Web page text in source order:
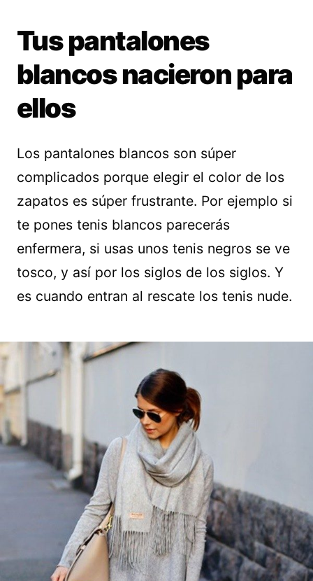
Tus pantalones
blancos nacieron para
ellos
Los pantalones blancos son súper
complicados porque elegir el color de los
zapatos es súper frustrante. Por ejemplo si
te pones tenis blancos parecerás
enfermera, si usas unos tenis negros se ve
tosco, y así por los siglos de los siglos. Y
es cuando entran al rescate los tenis nude.